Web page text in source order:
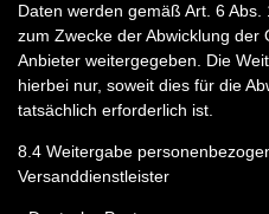
Daten werden gemäß Art. 6
zum Zwecke der Abwicklung der
Anbieter weitergegeben. Die
hierbei nur, soweit dies für die
tatsächlich erforderlich ist.
8.4 Weitergabe
Versanddienstleister